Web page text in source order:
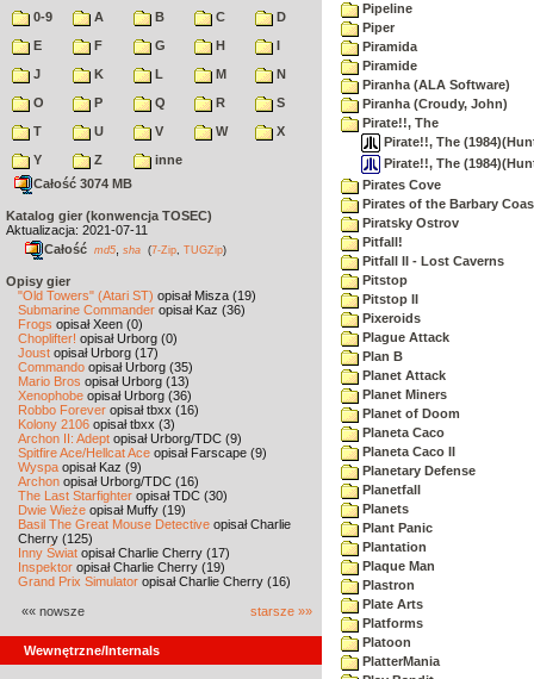
0-9 A B C
D
E
F G H
I
J
K L M
N
O
P Q R
S
T
U V W
X
Y
Z
inne
Całość 3074 MB
Katalog gier (konwencja TOSEC)
Aktualizacja: 2021-07-11
Całość md5 sha (7-Zip TUGZip)
Opisy gier
"Old Towers" (Atari ST) opisał Misza (19)
Submarine Commander opisał Kaz (36)
Frogs opisał Xeen (0)
Choplifter! opisał Urborg (0)
Joust opisał Urborg (17)
Commando opisał Urborg (35)
Mario Bros opisał Urborg (13)
Xenophobe opisał Urborg (36)
Robbo Forever opisał tbxx (16)
Kolony 2106 opisał tbxx (3)
Archon II: Adept opisał Urborg/TDC (9)
Spitfire Ace/Hellcat Ace opisał Farscape (9)
Wyspa opisał Kaz (9)
Archon opisał Urborg/TDC (16)
The Last Starfighter opisał TDC (30)
Dwie Wieże opisał Muffy (19)
Basil The Great Mouse Detective opisał Charlie
Cherry (125)
Inny Świat opisał Charlie Cherry (17)
Inspektor opisał Charlie Cherry (19)
Grand Prix Simulator opisał Charlie Cherry (16)
«« nowsze starsze »»
Wewnętrzne/Internals
Pipeline
Piper
Piramida
Piramide
Piranha (ALA Software)
Piranha (Croudy, John)
Pirate!!, The
Pirate!!, The
Pirate!!, The
Pirates Cove
Pirates of the Barbary
Piratsky Ostrov
Pitfall!
Pitfall II - Lost Caverns
Pitstop
Pitstop II
Pixeroids
Plague Attack
Plan B
Planet Attack
Planet Miners
Planet of Doom
Planeta Caco
Planeta Caco II
Planetary Defense
Planetfall
Planets
Plant Panic
Plantation
Plaque Man
Plastron
Plate Arts
Platforms
Platoon
PlatterMania